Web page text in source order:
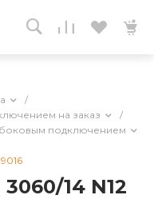
/
на заказ
/
подключением
14 N12